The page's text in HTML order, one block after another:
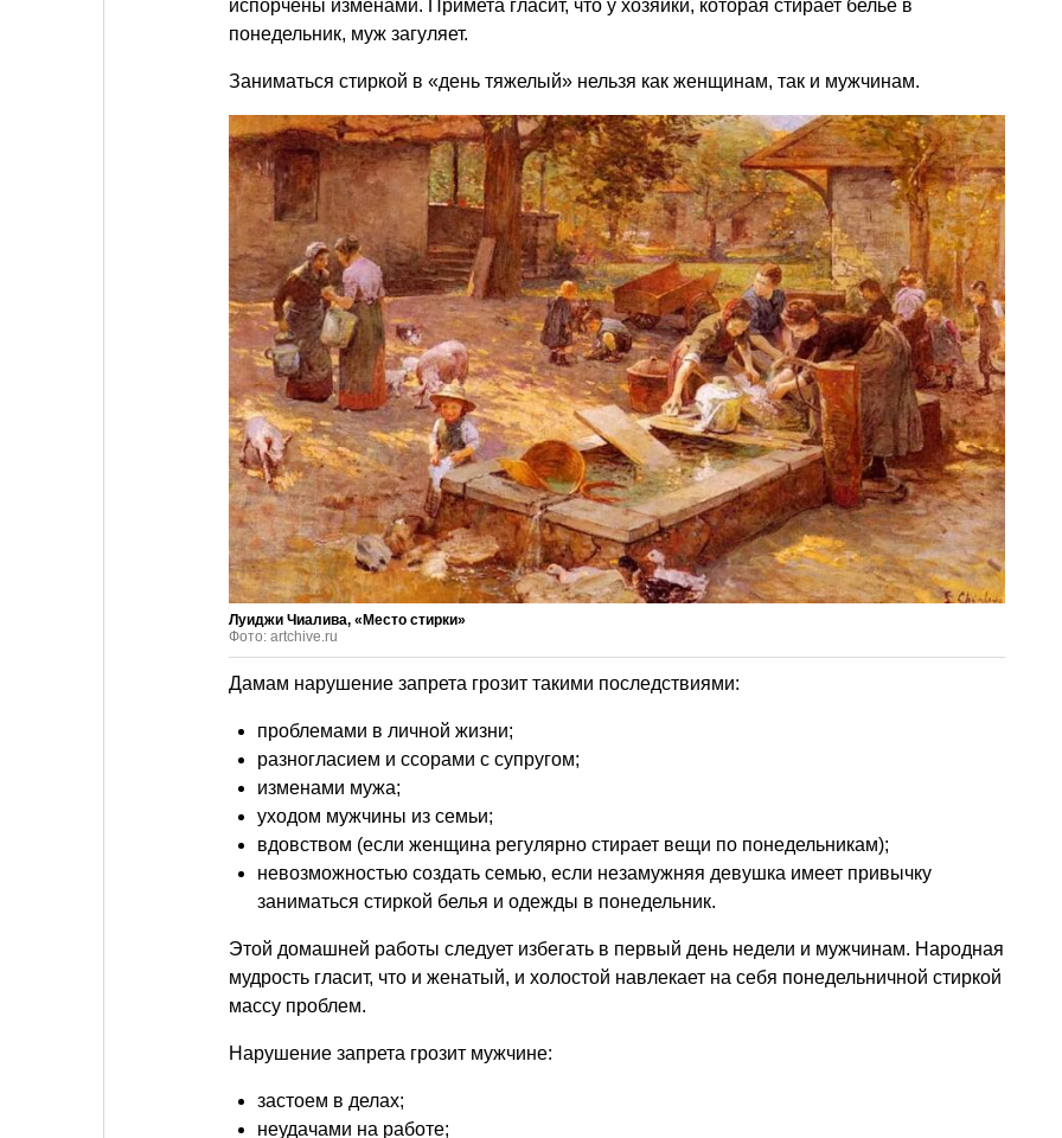
испорчены изменами. Примета гласит, что у хозяйки, которая стирает белье в
понедельник, муж загуляет.
Заниматься стиркой в «день тяжелый» нельзя как женщинам, так и мужчинам.
Луиджи Чиалива, «Место стирки»
Фото: artchive.ru
Дамам нарушение запрета грозит такими последствиями:
проблемами в личной жизни;
разногласием и ссорами с супругом;
изменами мужа;
уходом мужчины из семьи;
вдовством (если женщина регулярно стирает вещи по понедельникам);
невозможностью создать семью, если незамужняя девушка имеет привычку
заниматься стиркой белья и одежды в понедельник.
Этой домашней работы следует избегать в первый день недели и мужчинам. Народная
мудрость гласит, что и женатый, и холостой навлекает на себя понедельничной стиркой
массу проблем.
Нарушение запрета грозит мужчине:
застоем в делах;
неудачами на работе;